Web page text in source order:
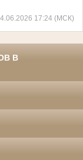
17:24 (МСК)
В